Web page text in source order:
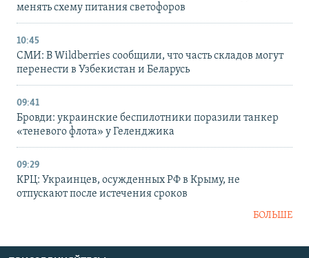
менять схему питания светофоров
10:45
СМИ: В Wildberries сообщили, что часть складов могут
перенести в Узбекистан и Беларусь
09:41
Бровди: украинские беспилотники поразили танкер
«теневого флота» у Геленджика
09:29
КРЦ: Украинцев, осужденных РФ в Крыму, не
отпускают после истечения сроков
БОЛЬШЕ